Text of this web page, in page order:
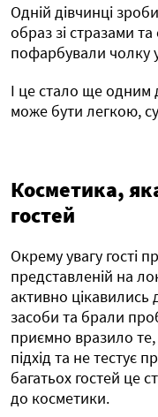
Одній дівчинці
образ зі стразами
пофарбували чолку
І це стало ще одним
може бути легкою,
Косметика,
гостей
Окрему увагу гості
представленій на
активно
засоби та брали
приємно вразило
підхід та не тестує
багатьох гостей це
до косметики.